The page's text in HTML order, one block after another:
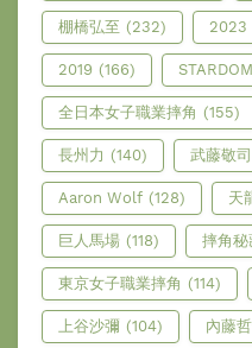
棚橋弘至 (232) 2023
2019 (166) STARDOM
全日本女子職業摔角 (155)
長州力 (140) 武藤敬司
Aaron Wolf (128) 天
巨人馬場 (118) 摔角秘
東京女子職業摔角 (114)
上谷沙彌 (104) 內藤